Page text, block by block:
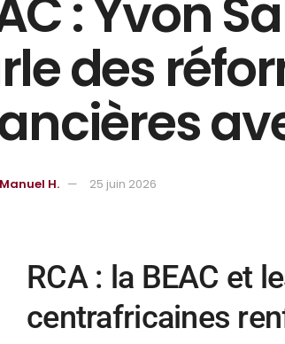
: Yvon
des
Manuel H. 25 juin 2026
RCA : la BEAC et
centrafricaines